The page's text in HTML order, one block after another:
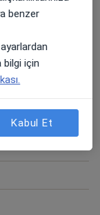
benzer
bilgi için
Kabul Et